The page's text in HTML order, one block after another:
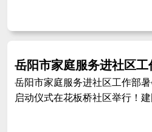
岳阳市家庭服务进社区
岳阳市家庭服务进社区工作部
启动仪式在花板桥社区举行！